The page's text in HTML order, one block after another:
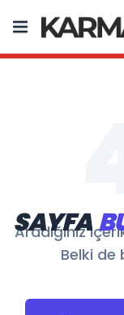
SAYFA
Aradığınız
Belki de